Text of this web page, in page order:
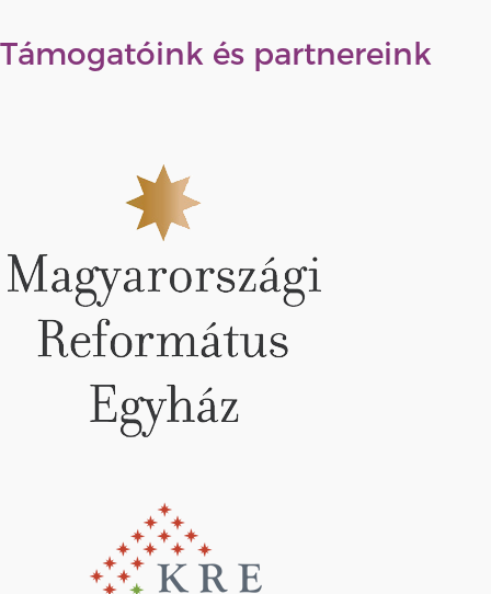
Támogatóink és partnereink